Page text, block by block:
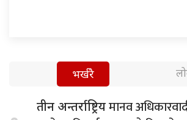
भर्खरै
तीन अन्तर्राष्ट्रियमानव